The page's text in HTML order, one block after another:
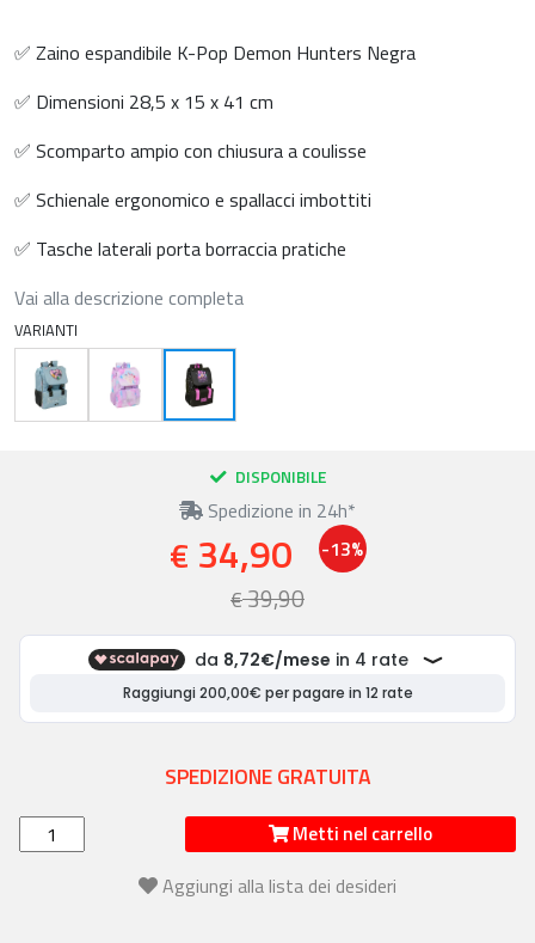
✅ Zaino espandibile K-Pop Demon Hunters Negra
✅ Dimensioni 28,5 x 15 x 41 cm
✅ Scomparto ampio con chiusura a coulisse
✅ Schienale ergonomico e spallacci imbottiti
✅ Tasche laterali porta borraccia pratiche
Vai alla descrizione completa
VARIANTI
DISPONIBILE
Spedizione in 24h*
€ 34,90 -13%
€39,90
SPEDIZIONE GRATUITA
Metti nel carrello
Aggiungi alla lista dei desideri